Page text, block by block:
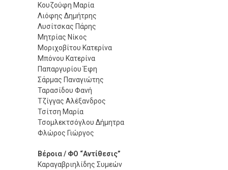
Κουζούφη Μαρία
Λιόφης Δημήτρης
Λυσίτσκας Πάρης
Μητρίας Νίκος
Μοριχοβίτου Κατερίνα
Μπόνου Κατερίνα
Παπαργυρίου Έφη
Σάρμας Παναγιώτης
Ταρασίδου Φανή
Τζίγγας Αλέξανδρος
Τσίτση Μαρία
Τσομλεκτσόγλου Δήμητρα
Φλώρος Γιώργος
Βέροια / ΦΟ “Αντίθεσις”
Καραγαβριηλίδης Συμεών